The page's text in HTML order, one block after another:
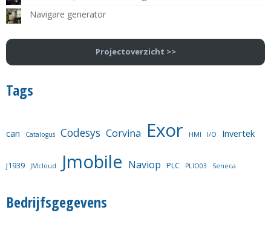
Navigare generator
Projectoverzicht >>
Tags
can Catalogus Codesys Corvina Exor HMI I/O Invertek
J1939 JMcloud Jmobile Naviop PLC PLIO03 Seneca
Bedrijfsgegevens